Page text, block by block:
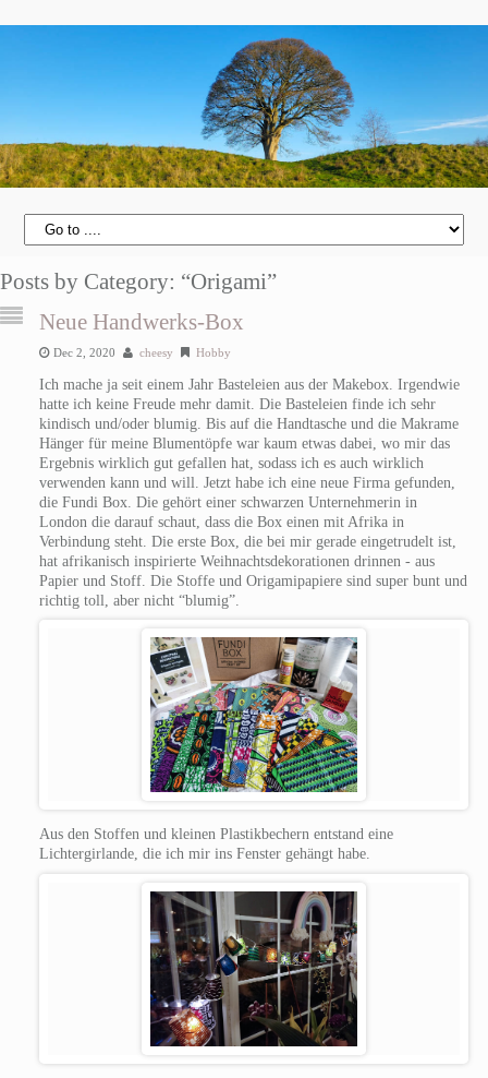
Posts by Category: “Origami”
Neue Handwerks-Box
Dec 2, 2020 cheesy Hobby
Ich mache ja seit einem Jahr Basteleien aus der Makebox. Irgendwie
hatte ich keine Freude mehr damit. Die Basteleien finde ich sehr
kindisch und/oder blumig. Bis auf die Handtasche und die Makrame
Hänger für meine Blumentöpfe war kaum etwas dabei, wo mir das
Ergebnis wirklich gut gefallen hat, sodass ich es auch wirklich
verwenden kann und will. Jetzt habe ich eine neue Firma gefunden,
die Fundi Box. Die gehört einer schwarzen Unternehmerin in
London die darauf schaut, dass die Box einen mit Afrika in
Verbindung steht. Die erste Box, die bei mir gerade eingetrudelt ist,
hat afrikanisch inspirierte Weihnachtsdekorationen drinnen - aus
Papier und Stoff. Die Stoffe und Origamipapiere sind super bunt und
richtig toll, aber nicht “blumig”.
Aus den Stoffen und kleinen Plastikbechern entstand eine
Lichtergirlande, die ich mir ins Fenster gehängt habe.